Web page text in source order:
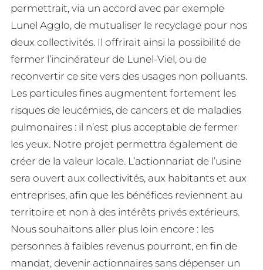
permettrait, via un accord avec par exemple
Lunel Agglo, de mutualiser le recyclage pour nos
deux collectivités. Il offrirait ainsi la possibilité de
fermer l’incinérateur de Lunel-Viel, ou de
reconvertir ce site vers des usages non polluants.
Les particules fines augmentent fortement les
risques de leucémies, de cancers et de maladies
pulmonaires : il n’est plus acceptable de fermer
les yeux. Notre projet permettra également de
créer de la valeur locale. L’actionnariat de l’usine
sera ouvert aux collectivités, aux habitants et aux
entreprises, afin que les bénéfices reviennent au
territoire et non à des intérêts privés extérieurs.
Nous souhaitons aller plus loin encore : les
personnes à faibles revenus pourront, en fin de
mandat, devenir actionnaires sans dépenser un